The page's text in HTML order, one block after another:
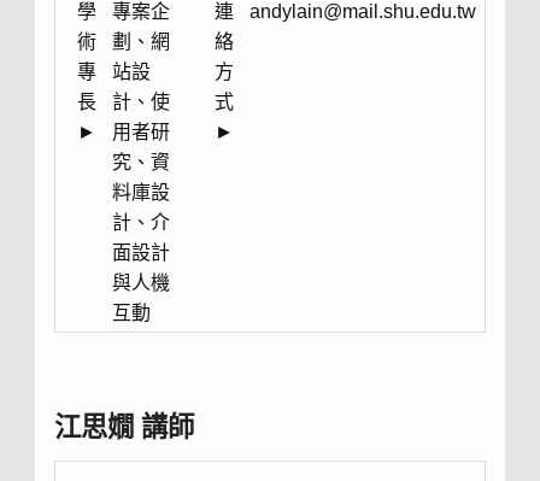
學
術
專
長
►
專案企
劃、網
站設
計、使
用者研
究、資
料庫設
計、介
面設計
與人機
互動
連
絡
方
式
►
andylain@mail.shu.edu.tw
江思嫺 講師